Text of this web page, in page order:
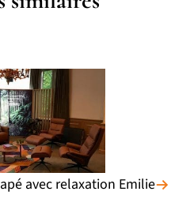
avec relaxation Emilie